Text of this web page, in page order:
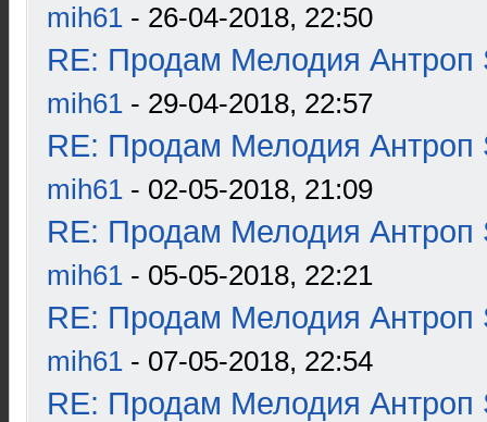
mih61 - 26-04-2018, 22:50
RE: Продам Мелодия Антроп
mih61 - 29-04-2018, 22:57
RE: Продам Мелодия Антроп
mih61 - 02-05-2018, 21:09
RE: Продам Мелодия Антроп
mih61 - 05-05-2018, 22:21
RE: Продам Мелодия Антроп
mih61 - 07-05-2018, 22:54
RE: Продам Мелодия Антроп